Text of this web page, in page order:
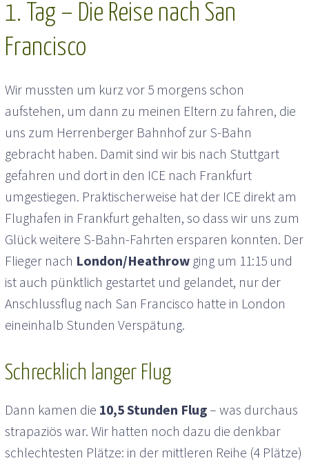
1. Tag – Die Reise nach San
Francisco
Wir mussten um kurz vor 5 morgens schon
aufstehen, um dann zu meinen Eltern zu fahren, die
uns zum Herrenberger Bahnhof zur S-Bahn
gebracht haben. Damit sind wir bis nach Stuttgart
gefahren und dort in den ICE nach Frankfurt
umgestiegen. Praktischerweise hat der ICE direkt am
Flughafen in Frankfurt gehalten, so dass wir uns zum
Glück weitere S-Bahn-Fahrten ersparen konnten. Der
Flieger nach London/Heathrow ging um 11:15 und
ist auch pünktlich gestartet und gelandet, nur der
Anschlussflug nach San Francisco hatte in London
eineinhalb Stunden Verspätung.
Schrecklich langer Flug
Dann kamen die 10,5 Stunden Flug– was durchaus
strapaziös war. Wir hatten noch dazu die denkbar
schlechtesten Plätze: in der mittleren Reihe (4 Plätze)